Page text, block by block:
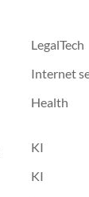
LegalTech
Internet
Health
KI
KI